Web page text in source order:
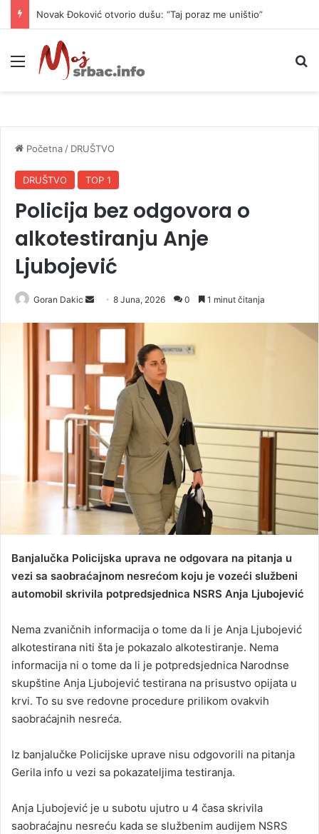
Novak Đoković otvorio dušu: “Taj poraz me uništio”
Meni
Početna / DRUŠTVO
DRUŠTVO TOP 1
Policija bez odgovora o
alkotestiranju Anje
Ljubojević
Goran Dakic
n
a
m
a
i
l
8 Juna, 2026 0 1 minut čitanja
Banjalučka Policijska uprava ne odgovara na pitanja u
vezi sa saobraćajnom nesrećom koju je vozeći službeni
automobil skrivila potpredsjednica NSRS Anja Ljubojević
Nema zvaničnih informacija o tome da li je Anja Ljubojević
alkotestirana niti šta je pokazalo alkotestiranje. Nema
informacija ni o tome da li je potpredsjednica Narodnse
skupštine Anja Ljubojević testirana na prisustvo opijata u
krvi. To su sve redovne procedure prilikom ovakvih
saobraćajnih nesreća.
Iz banjalučke Policijske uprave nisu odgovorili na pitanja
Gerila info u vezi sa pokazateljima testiranja.
Anja Ljubojević je u subotu ujutro u 4 časa skrivila
saobraćajnu nesreću kada se službenim audijem NSRS